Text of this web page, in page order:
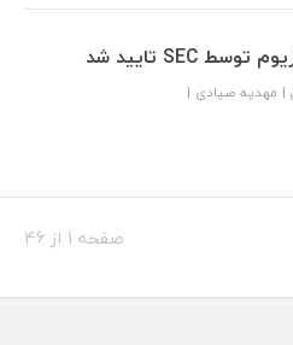
| مهدیه صیادی |
صفحه 1 از 46